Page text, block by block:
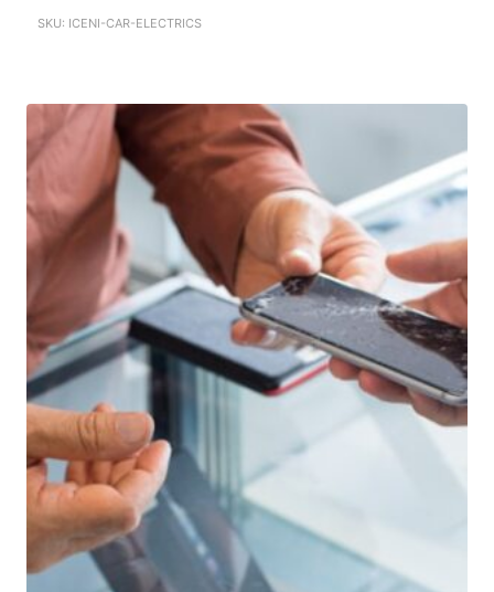
SKU: ICENI-CAR-ELECTRICS